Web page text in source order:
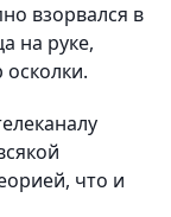
взорвался в
на руке,
осколки.
что и